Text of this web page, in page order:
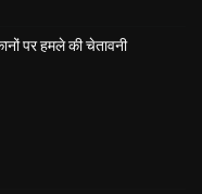
पर हमले की चेतावनी